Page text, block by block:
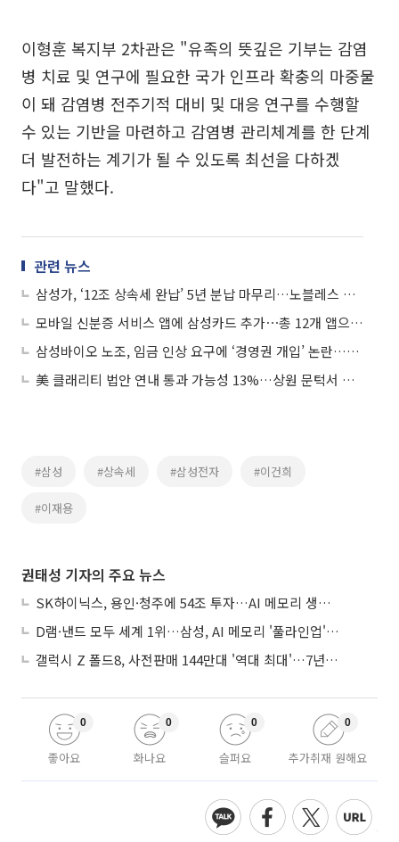
이형훈 복지부 2차관은 "유족의 뜻깊은 기부는 감염
병 치료 및 연구에 필요한 국가 인프라 확충의 마중물
이 돼 감염병 전주기적 대비 및 대응 연구를 수행할
수 있는 기반을 마련하고 감염병 관리체계를 한 단계
더 발전하는 계기가 될 수 있도록 최선을 다하겠
다"고 말했다.
관련 뉴스
삼성가, ‘12조 상속세 완납’ 5년 분납 마무리…노블레스 오블리주 실천
모바일 신분증 서비스 앱에 삼성카드 추가⋯총 12개 앱으로 확대
삼성바이오 노조, 임금 인상 요구에 ‘경영권 개입’ 논란…갈등 격화
美 클래리티 법안 연내 통과 가능성 13%…상원 문턱서 제동
#삼성 #상속세 #삼성전자 #이건희
#이재용
권태성 기자의 주요 뉴스
SK하이닉스, 용인·청주에 54조 투자…AI 메모리 생산기지 키운다
D램·낸드 모두 세계 1위…삼성, AI 메모리 '풀라인업'으로 승부
갤럭시 Z 폴드8, 사전판매 144만대 '역대 최대'…7년만에 갤노트10 기록 넘어
좋아요
0
화나요
0
슬퍼요
0
추가취재 원해요
0